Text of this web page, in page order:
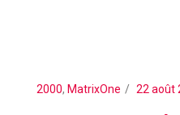
2000, MatrixOne 22 août